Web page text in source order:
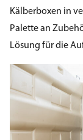
Kälberboxen in
Palette an
Lösung für die